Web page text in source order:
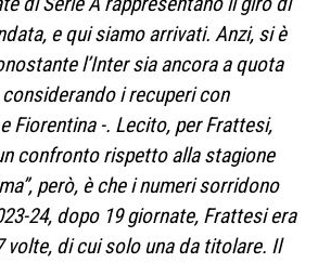
e qui siamo arrivati. Anzi, si è
l’Inter sia ancora a quota
i recuperi con
Fiorentina -. Lecito, per Frattesi,
confronto rispetto alla stagione
però, è che i numeri sorridono
24, dopo 19 giornate, Frattesi era
volte, di cui solo una da titolare. Il